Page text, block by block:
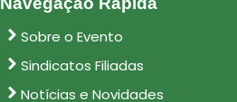
Sobre o Evento
Sindicatos Filiadas
Notícias e Novidades